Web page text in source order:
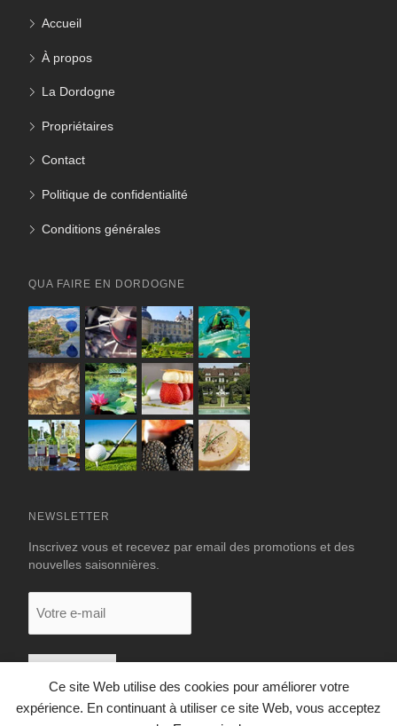
Ce site Web utilise des cookies pour améliorer votre
expérience. En continuant à utiliser ce site Web, vous acceptez
Accueil
À propos
La Dordogne
Propriétaires
Contact
Politique de confidentialité
Conditions générales
QUA FAIRE EN DORDOGNE
NEWSLETTER
Inscrivez vous et recevez par email des promotions et des
nouvelles saisonnières.